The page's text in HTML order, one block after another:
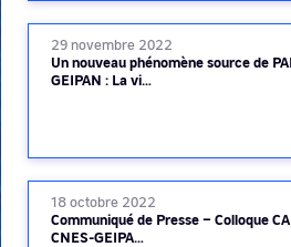
29 novembre 2022
Un nouveau phénomène source de
GEIPAN : La vi…
18 octobre 2022
Communiqué de Presse – Colloque
CNES-GEIPA…